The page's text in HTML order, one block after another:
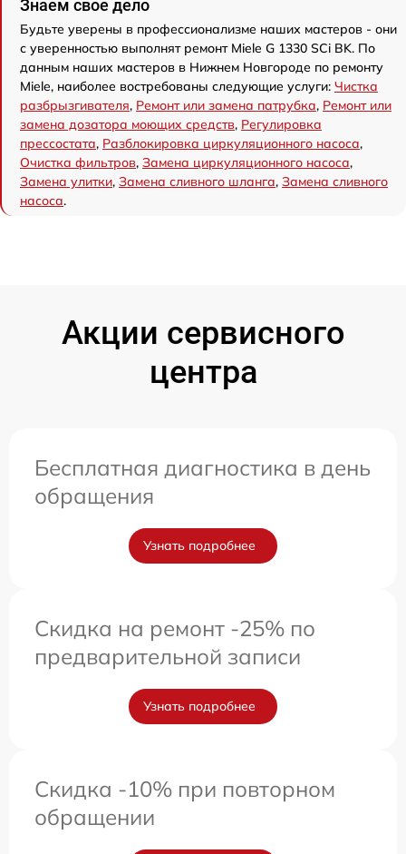
Знаем свое дело
Будьте уверены в профессионализме наших мастеров - они
с уверенностью выполнят ремонт Miele G 1330 SCi BK. По
данным наших мастеров в Нижнем Новгороде по ремонту
Miele, наиболее востребованы следующие услуги: Чистка
разбрызгивателя, Ремонт или замена патрубка, Ремонт или
замена дозатора моющих средств, Регулировка
прессостата, Разблокировка циркуляционного насоса,
Очистка фильтров, Замена циркуляционного насоса,
Замена улитки, Замена сливного шланга, Замена сливного
насоса.
Акции сервисного
центра
Бесплатная диагностика в день
обращения
Узнать подробнее
Скидка на ремонт -25% по
предварительной записи
Узнать подробнее
Скидка -10% при повторном
обращении